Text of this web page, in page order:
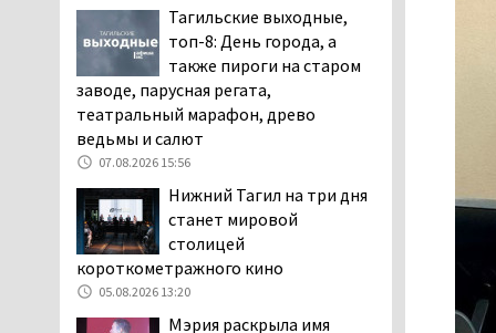
06.08.2026 11:41
«Я уверен, это бельевая
вошь». Родители 10-
летней девочки
пожаловались на кровососущих
паразитов, которые искусали их
ребёнка в детской больнице
Нижнего Тагила
05.08.2026 17:59
Директора уральского
предприятия по
производству дронов
«Упырь» подорвали в автомобиле
Тагильские выходные,
топ-8: День города, а
также пироги на старом
заводе, парусная регата,
театральный марафон, древо
ведьмы и салют
07.08.2026 15:56
Нижний Тагил на три дня
станет мировой
столицей
короткометражного кино
05.08.2026 13:20
Мэрия раскрыла имя